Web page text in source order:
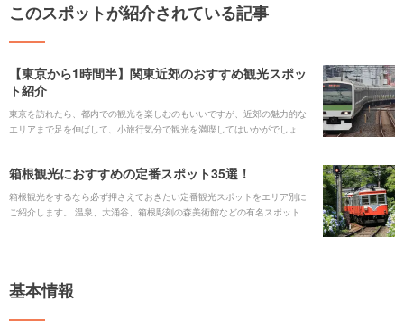
このスポットが紹介されている記事
【東京から1時間半】関東近郊のおすすめ観光スポッ
ト紹介
東京を訪れたら、都内での観光を楽しむのもいいですが、近郊の魅力的な
エリアまで足を伸ばして、小旅行気分で観光を満喫してはいかがでしょ
けるエリアと、そのエリアおすすめのスポットをご紹介します。
箱根観光におすすめの定番スポット35選！
箱根観光をするなら必ず押さえておきたい定番観光スポットをエリア別に
ご紹介します。 温泉、大涌谷、箱根彫刻の森美術館などの有名スポット
基本情報